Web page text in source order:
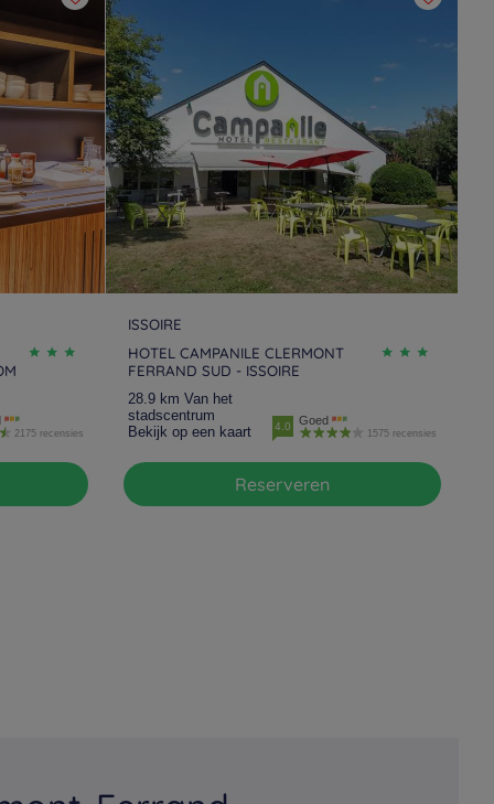
2175 recensies
ISSOIRE
HOTEL CAMPANILE CLERMONT
FERRAND SUD - ISSOIRE
28.9 km Van het
stadscentrum
Bekijk op een kaart
4.0 Goed
1575 recensies
Reserveren